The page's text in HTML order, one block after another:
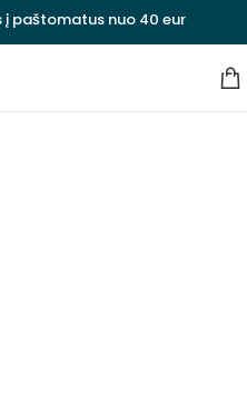
paštomatus nuo 40 eur
proga